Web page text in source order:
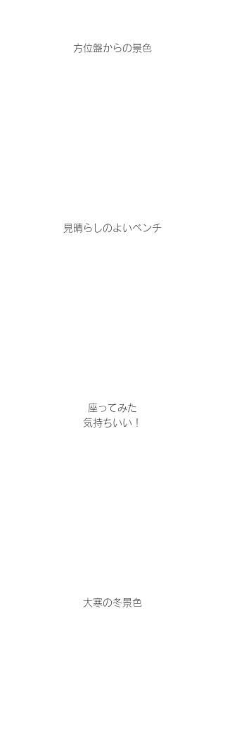
方位盤からの景色
見晴らしのよいベンチ
座ってみた
気持ちいい！
大寒の冬景色